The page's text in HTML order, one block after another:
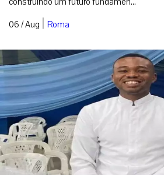
06 / Aug | Roma